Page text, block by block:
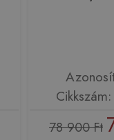
78 900 Ft